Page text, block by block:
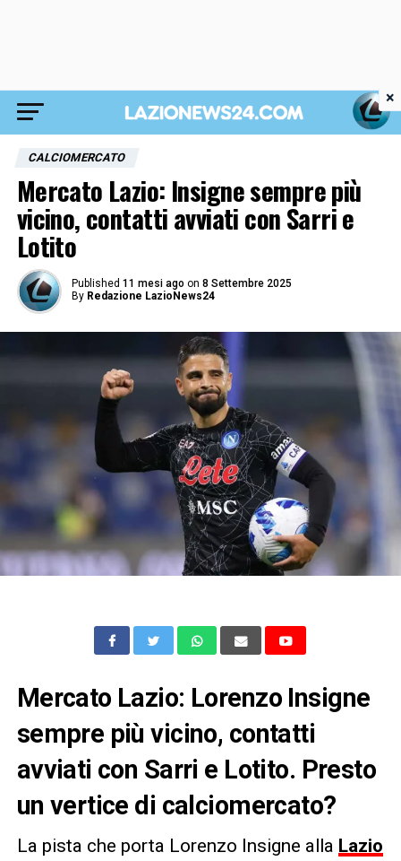
CALCIOMERCATO
Mercato Lazio: Insigne sempre più
vicino, contatti avviati con Sarri e
Lotito
Published 11 mesi ago on 8 Settembre 2025
By Redazione LazioNews24
Mercato Lazio: Lorenzo Insigne
sempre più vicino, contatti
avviati con Sarri e Lotito. Presto
un vertice di calciomercato?
La pista che porta Lorenzo Insigne alla Lazio
×